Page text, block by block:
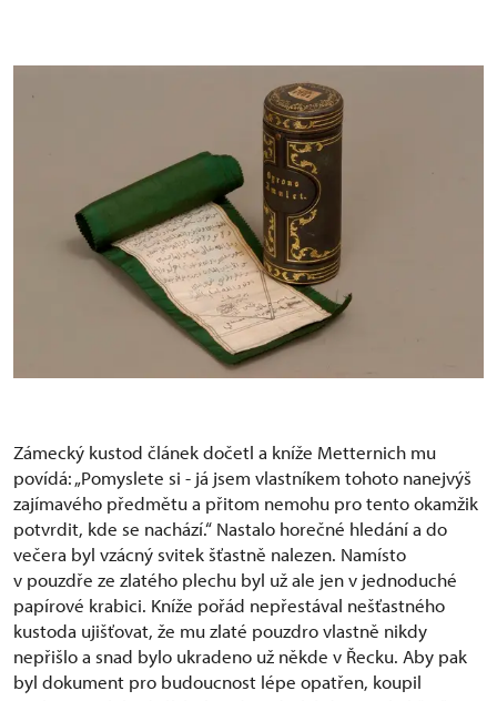
Zámecký kustod článek dočetl a kníže Metternich mu
povídá: „Pomyslete si - já jsem vlastníkem tohoto nanejvýš
zajímavého předmětu a přitom nemohu pro tento okamžik
potvrdit, kde se nachází.“ Nastalo horečné hledání a do
večera byl vzácný svitek šťastně nalezen. Namísto
v pouzdře ze zlatého plechu byl už ale jen v jednoduché
papírové krabici. Kníže pořád nepřestával nešťastného
kustoda ujišťovat, že mu zlaté pouzdro vlastně nikdy
nepřišlo a snad bylo ukradeno už někde v Řecku. Aby pak
byl dokument pro budoucnost lépe opatřen, koupil